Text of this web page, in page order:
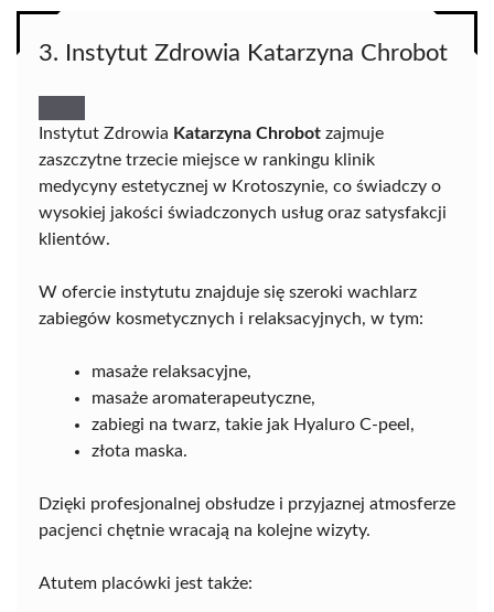
3. Instytut Zdrowia Katarzyna Chrobot
Instytut Zdrowia Katarzyna Chrobot zajmuje
zaszczytne trzecie miejsce w rankingu klinik
medycyny estetycznej w Krotoszynie, co świadczy o
wysokiej jakości świadczonych usług oraz satysfakcji
klientów.
W ofercie instytutu znajduje się szeroki wachlarz
zabiegów kosmetycznych i relaksacyjnych, w tym:
masaże relaksacyjne,
masaże aromaterapeutyczne,
zabiegi na twarz, takie jak Hyaluro C-peel,
złota maska.
Dzięki profesjonalnej obsłudze i przyjaznej atmosferze
pacjenci chętnie wracają na kolejne wizyty.
Atutem placówki jest także: